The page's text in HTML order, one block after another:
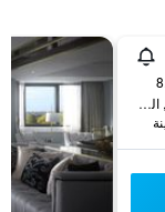
140 بارك لين، لندن،, لندن, المملكة المتحدة